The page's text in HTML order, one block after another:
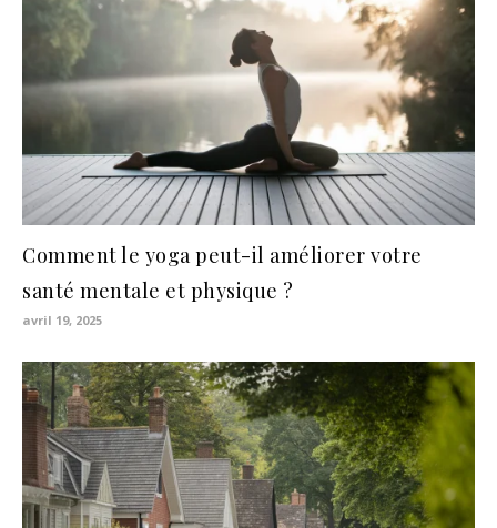
Comment le yoga peut-il améliorer votre
santé mentale et physique ?
avril 19, 2025